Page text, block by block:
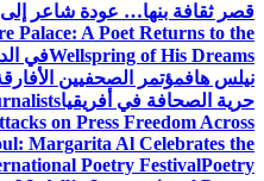
قصر ثقافة بنها… عودة شاعر إلى
Palace: A Poet Returns to the
Wellspring of His Dreamsفي
نيلس هافمؤتمر الصحفيين
حرية الصحافة في أفريقيا
on Press Freedom Across
Margarita Al Celebrates the
Poetry FestivalPoetry